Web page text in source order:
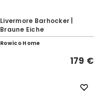
Livermore Barhocker |
Braune Eiche
Rowico Home
179 €